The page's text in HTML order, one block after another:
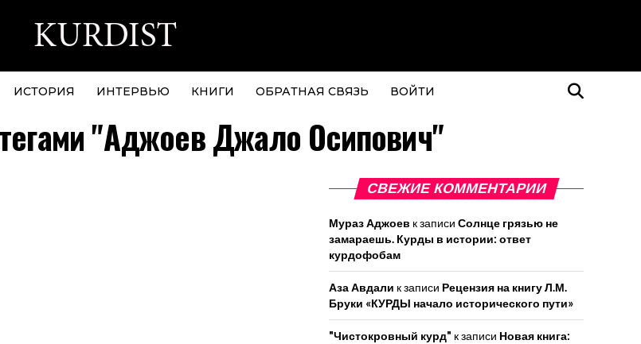
ИСТОРИЯ ИНТЕРВЬЮ КНИГИ ОБРАТНАЯ СВЯЗЬ ВОЙТИ
"Аджоев Джало Осипович"
СВЕЖИЕ КОММЕНТАРИИ
Мураз Аджоев к записи Солнце грязью не
замараешь. Курды в истории: ответ
курдофобам
Аза Авдали к записи Рецензия на книгу Л.М.
Бруки «КУРДЫ начало исторического пути»
"Чистокровный курд" к записи Новая книга: